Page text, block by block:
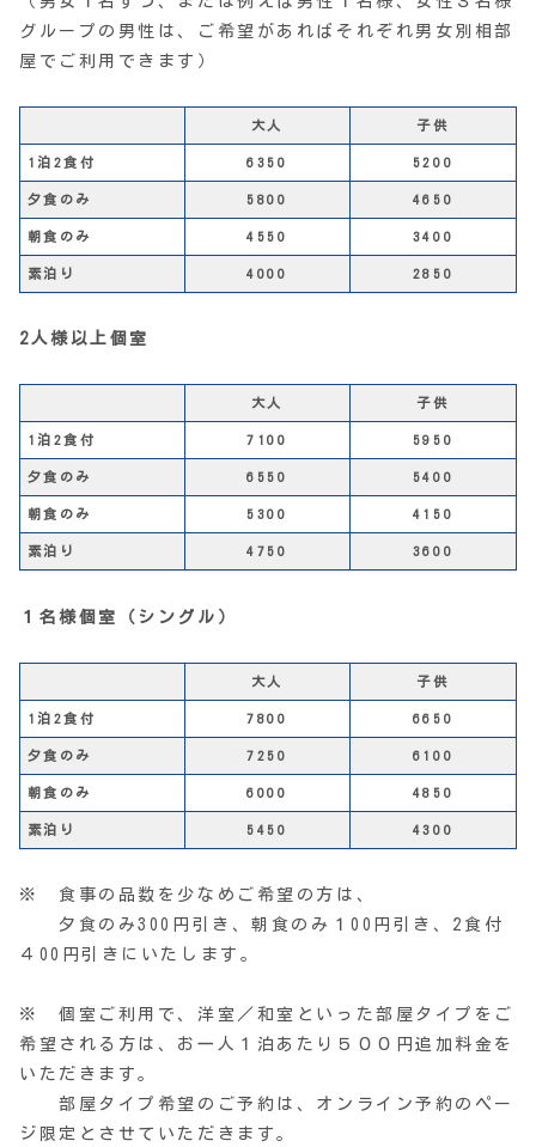
グループの男性は、ご希望があればそれぞれ男女別相部
屋でご利用できます）
大人 子供
1泊2食付 6350 5200
夕食のみ 5800 4650
朝食のみ 4550 3400
素泊り 4000 2850
2人様以上個室
大人 子供
1泊2食付 7100 5950
夕食のみ 6550 5400
朝食のみ 5300 4150
素泊り 4750 3600
１名様個室（シングル）
大人 子供
1泊2食付 7800 6650
夕食のみ 7250 6100
朝食のみ 6000 4850
素泊り 5450 4300
※ 食事の品数を少なめご希望の方は、
夕食のみ300円引き、朝食のみ１00円引き、2食付
４00円引きにいたします。
※ 個室ご利用で、洋室／和室といった部屋タイプをご
希望される方は、お一人１泊あたり５００円追加料金を
いただきます。
部屋タイプ希望のご予約は、オンライン予約のペー
ジ限定とさせていただきます。